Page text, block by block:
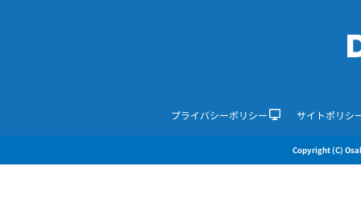
プライバシーポリシー サイトポリシ
Copyright (C)